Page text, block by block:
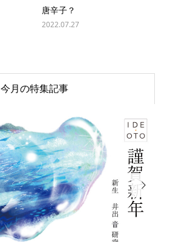
唐辛子？
2022.07.27
今月の特集記事
